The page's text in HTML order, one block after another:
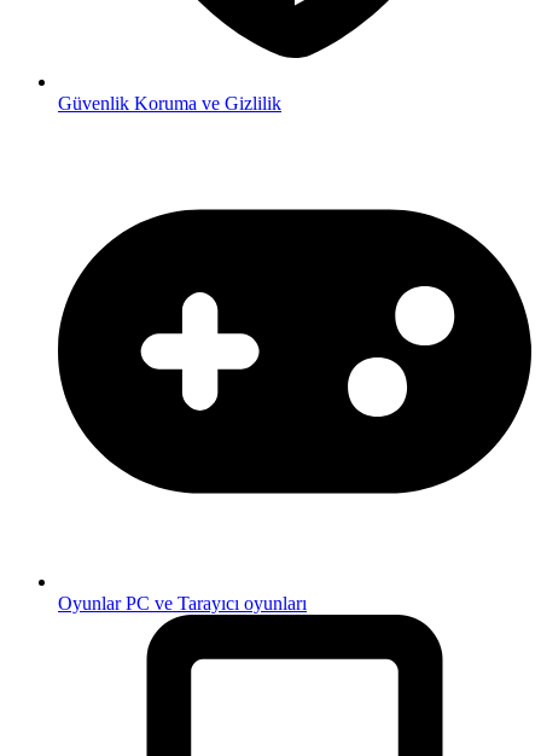
Güvenlik Koruma ve Gizlilik
OyunlarPC ve Tarayıcı oyunları